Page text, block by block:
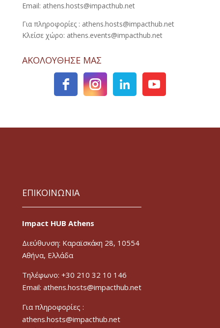
Email: athens.hosts@impacthub.net
Για πληροφορίες : athens.hosts@impacthub.net
Κλείσε χώρο: athens.events@impacthub.net
ΑΚΟΛΟΥΘΗΣΕ ΜΑΣ
ΕΠΙΚΟΙΝΩΝΙΑ
Impact HUB Athens
Διεύθυνση: Καραϊσκάκη 28, 10554
Αθήνα, Ελλάδα
Τηλέφωνο: +30 210 32 10 146
Email: athens.hosts@impacthub.net
Για πληροφορίες :
athens.hosts@impacthub.net